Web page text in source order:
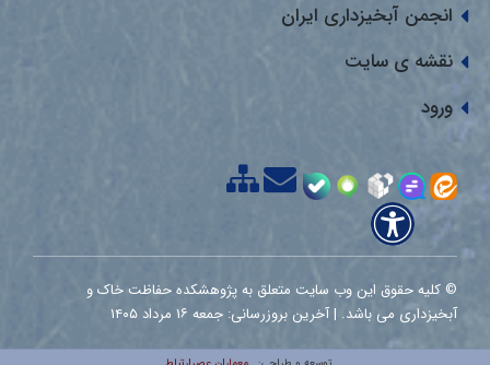
انجمن آبخیزداری ایران
نقشه ی سایت
ورود
© کلیه حقوق این وب سایت متعلق به پژوهشکده حفاظت خاک و
آبخیزداری می باشد. | آخرین بروزرسانی: جمعه ۱۶ مرداد ۱۴۰۵